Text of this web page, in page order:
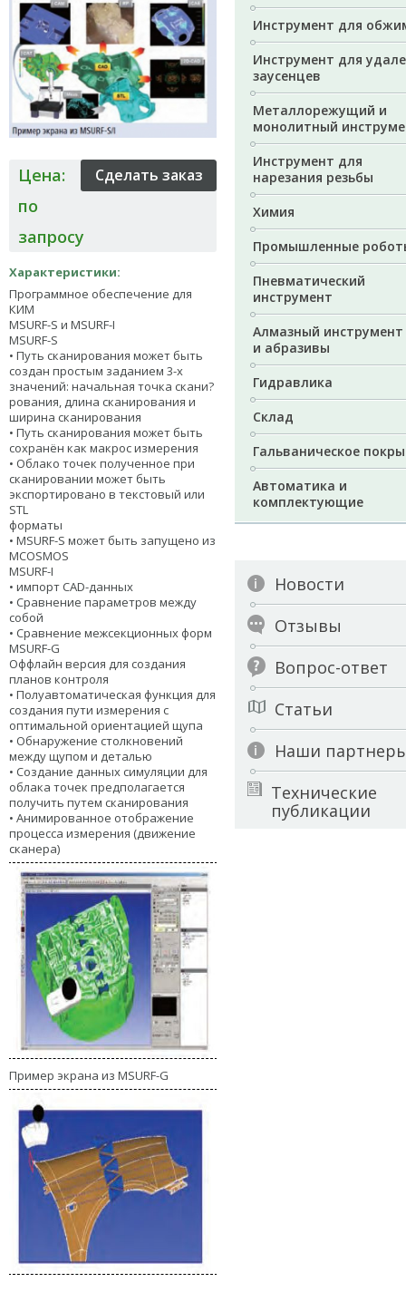
Цена:
по
запросу
Характеристики:
Программное обеспечение для
КИМ
MSURF-S и MSURF-I
MSURF-S
• Путь сканирования может быть
создан простым заданием 3-х
значений: начальная точка скани?
рования, длина сканирования и
ширина сканирования
• Путь сканирования может быть
сохранён как макрос измерения
• Облако точек полученное при
сканировании может быть
экспортировано в текстовый или
STL
форматы
• MSURF-S может быть запущено из
MCOSMOS
MSURF-I
• импорт CAD-данных
• Сравнение параметров между
собой
• Сравнение межсекционных форм
MSURF-G
Оффлайн версия для создания
планов контроля
• Полуавтоматическая функция для
создания пути измерения с
оптимальной ориентацией щупа
• Обнаружение столкновений
между щупом и деталью
• Создание данных симуляции для
облака точек предполагается
получить путем сканирования
• Анимированное отображение
процесса измерения (движение
сканера)
Пример экрана из MSURF-G
Инструмент для
Инструмент для
заусенцев
Металлорежущий и
монолитный
Инструмент для
нарезания резьбы
Химия
Промышленные
Пневматический
инструмент
Алмазный инструмент
и абразивы
Гидравлика
Склад
Гальваническое
Автоматика и
комплектующие
Новости
Отзывы
Вопрос-ответ
Статьи
Наши
Технические
публикации